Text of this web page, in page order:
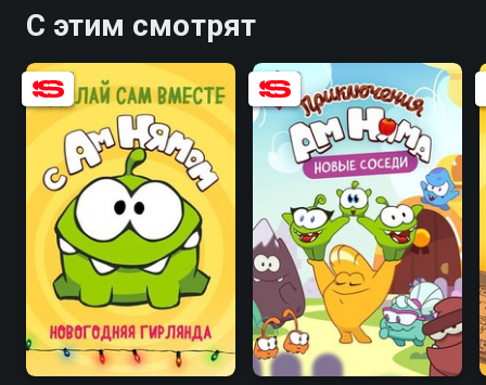
С этим смотрят
8.2